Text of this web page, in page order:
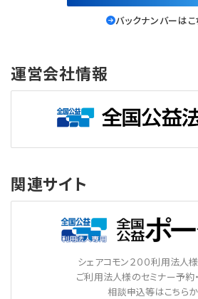
バックナンバーはこ
運営会社情報
関連サイト
シェアコモン２００利用法人
ご利用法人様のセミナー予約
相談申込等はこちらか